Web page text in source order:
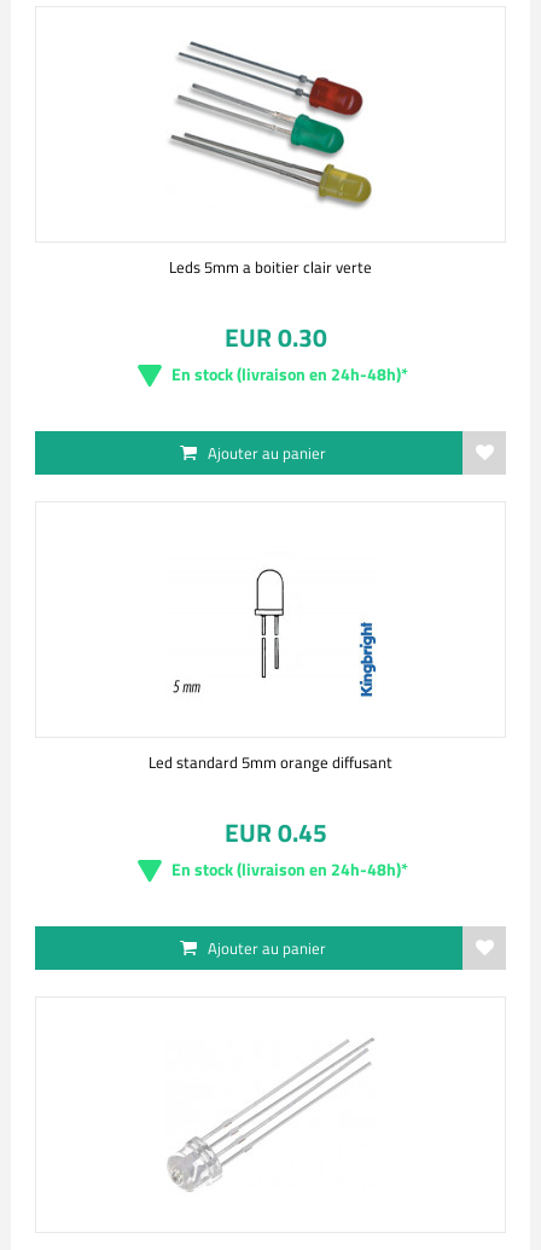
Leds 5mm a boitier clair verte
EUR 0.30
En stock (livraison en 24h-48h)*
Ajouter au panier
Led standard 5mm orange diffusant
EUR 0.45
En stock (livraison en 24h-48h)*
Ajouter au panier